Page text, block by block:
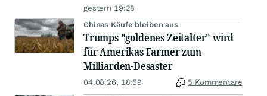
gestern 19:28
Chinas Käufe bleiben aus
Trumps "goldenes Zeitalter" wird
für Amerikas Farmer zum
Milliarden-Desaster
04.08.26, 18:59 5 Kommentare